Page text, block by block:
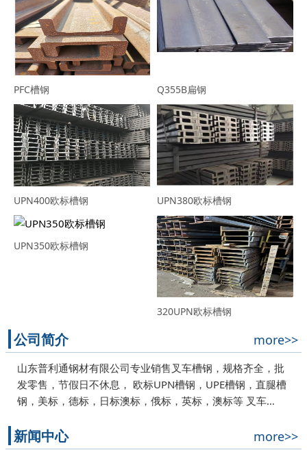
PFC槽钢 Q355B扁钢
UPN400欧标槽钢 UPN380欧标槽钢
UPN350欧标槽钢
320UPN欧标槽钢
公司简介 more>>
山东普利通钢材有限公司专业销售叉车槽钢，规格齐全，批
发零售，节假日不休息， 欧标UPN槽钢，UPE槽钢，直腿槽
钢，美标，德标，日标澳标，俄标，英标，澳标等 叉车…
新闻中心
more>>